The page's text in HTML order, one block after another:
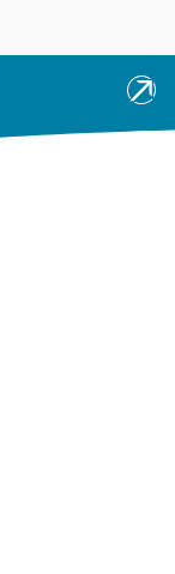
naar de inhoud